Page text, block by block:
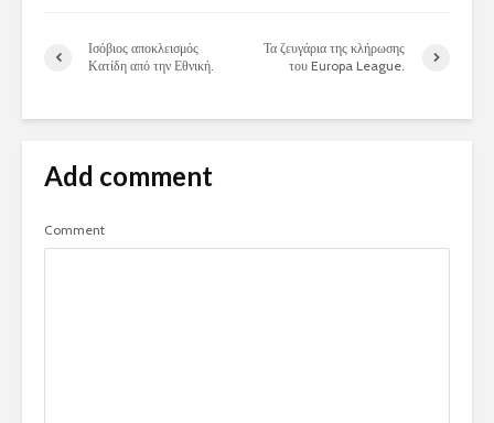
Ισόβιος αποκλεισμός
Κατίδη από την Εθνική.
Τα ζευγάρια της κλήρωσης
του Europa League.
Add comment
Comment